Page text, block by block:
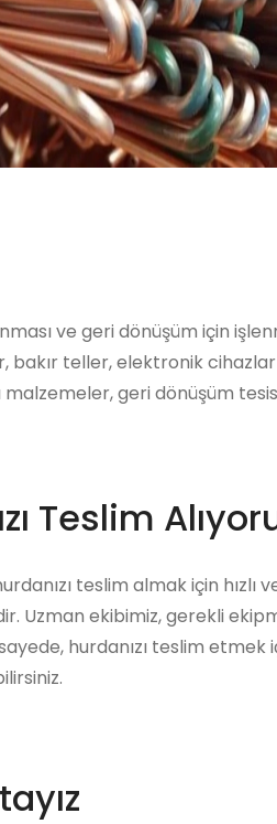
ve geri dönüşüm için
bakır teller, elektronik
geri dönüşüm
Teslim
teslim almak için hızlı
Uzman ekibimiz, gerekli
hurdanızı teslim etmek